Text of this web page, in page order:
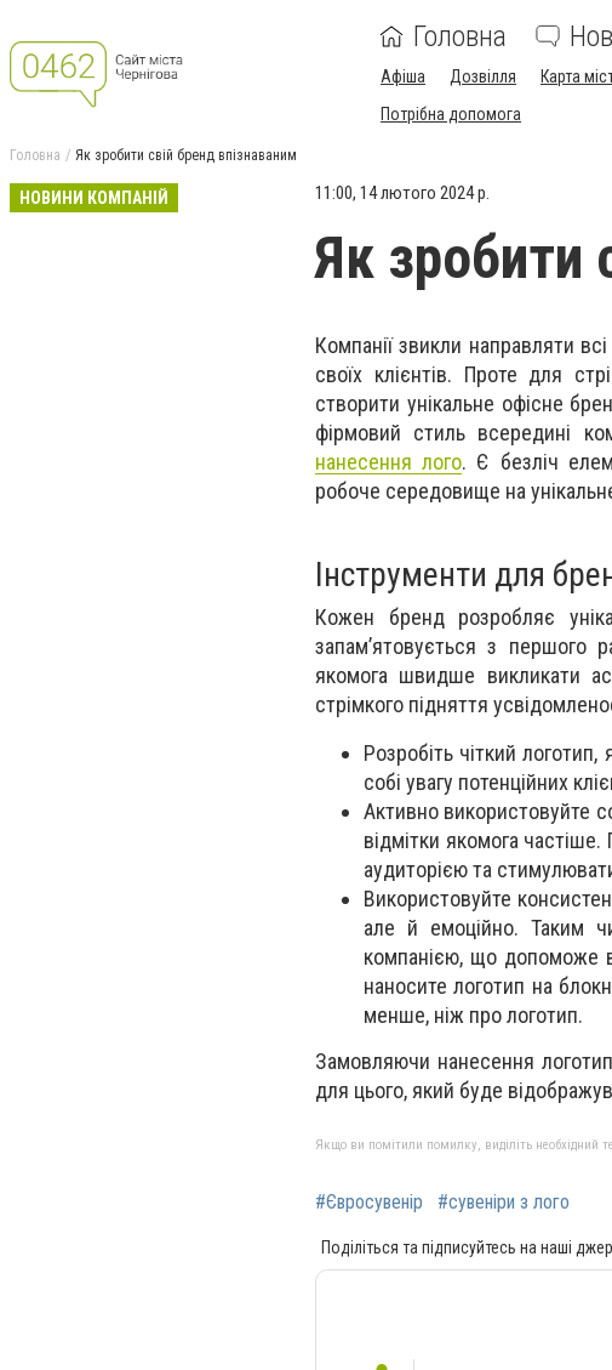
Головна
Афіша Дозвілля Карта
Потрібна допомога
Головна Як зробити свій бренд впізнаваним
НОВИНИ КОМПАНІЙ 11:00, 14 лютого 2024 р.
Як зробити
Компанії звикли направляти
своїх клієнтів. Проте для
створити унікальне офісне
фірмовий стиль всередині
нанесення лого. Є безліч
робоче середовище на
Інструменти для
Кожен бренд розробляє
запам’ятовується з першого
якомога швидше викликати
стрімкого підняття
Розробіть чіткий
собі увагу потенційних
Активно використовуйте
відмітки якомога
аудиторією та
Використовуйте
але й емоційно. Таким
компанією, що допоможе
наносите логотип на
менше, ніж про логотип.
Замовляючи нанесення
для цього, який буде
Якщо ви помітили помилку, виділіть необхідний
#Євросувенір #сувеніри з лого
Поділіться та підписуйтесь на наші